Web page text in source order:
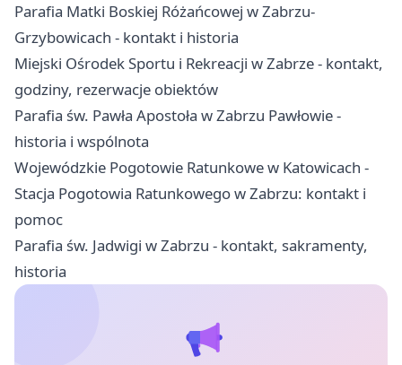
Parafia Matki Boskiej Różańcowej w Zabrzu-
Grzybowicach - kontakt i historia
Miejski Ośrodek Sportu i Rekreacji w Zabrze - kontakt,
godziny, rezerwacje obiektów
Parafia św. Pawła Apostoła w Zabrzu Pawłowie -
historia i wspólnota
Wojewódzkie Pogotowie Ratunkowe w Katowicach -
Stacja Pogotowia Ratunkowego w Zabrzu: kontakt i
pomoc
Parafia św. Jadwigi w Zabrzu - kontakt, sakramenty,
historia